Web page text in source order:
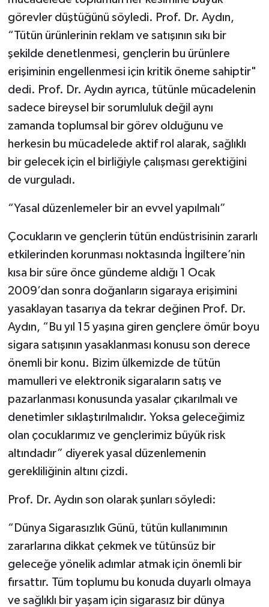
görevler düştüğünü söyledi. Prof. Dr. Aydın,
“Tütün ürünlerinin reklam ve satışının sıkı bir
şekilde denetlenmesi, gençlerin bu ürünlere
erişiminin engellenmesi için kritik öneme sahiptir"
dedi. Prof. Dr. Aydın ayrıca, tütünle mücadelenin
sadece bireysel bir sorumluluk değil aynı
zamanda toplumsal bir görev olduğunu ve
herkesin bu mücadelede aktif rol alarak, sağlıklı
bir gelecek için el birliğiyle çalışması gerektiğini
de vurguladı.
“Yasal düzenlemeler bir an evvel yapılmalı”
Çocukların ve gençlerin tütün endüstrisinin zararlı
etkilerinden korunması noktasında İngiltere’nin
kısa bir süre önce gündeme aldığı 1 Ocak
2009’dan sonra doğanların sigaraya erişimini
yasaklayan tasarıya da tekrar değinen Prof. Dr.
Aydın, “Bu yıl 15 yaşına giren gençlere ömür boyu
sigara satışının yasaklanması konusu son derece
önemli bir konu. Bizim ülkemizde de tütün
mamulleri ve elektronik sigaraların satış ve
pazarlanması konusunda yasalar çıkarılmalı ve
denetimler sıklaştırılmalıdır. Yoksa geleceğimiz
olan çocuklarımız ve gençlerimiz büyük risk
altındadır” diyerek yasal düzenlemenin
gerekliliğinin altını çizdi.
Prof. Dr. Aydın son olarak şunları söyledi:
“Dünya Sigarasızlık Günü, tütün kullanımının
zararlarına dikkat çekmek ve tütünsüz bir
geleceğe yönelik adımlar atmak için önemli bir
fırsattır. Tüm toplumu bu konuda duyarlı olmaya
ve sağlıklı bir yaşam için sigarasız bir dünya